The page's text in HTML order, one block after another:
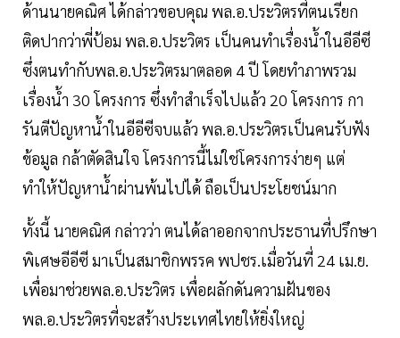
ด้านนายคณิศ ได้กล่าวขอบคุณ พล.อ.ประวิตรที่ตนเรียก
ติดปากว่าพี่ป้อม พล.อ.ประวิตร เป็นคนทำเรื่องน้ำในอีอีซี
ซึ่งตนทำกับพล.อ.ประวิตรมาตลอด 4 ปี โดยทำภาพรวม
เรื่องน้ำ 30 โครงการ ซึ่งทำสำเร็จไปแล้ว 20 โครงการ กา
รันตีปัญหาน้ำในอีอีซีจบแล้ว พล.อ.ประวิตรเป็นคนรับฟัง
ข้อมูล กล้าตัดสินใจ โครงการนี้ไม่ใช่โครงการง่ายๆ แต่
ทำให้ปัญหาน้ำผ่านพ้นไปได้ ถือเป็นประโยชน์มาก
ทั้งนี้ นายคณิศ กล่าวว่า ตนได้ลาออกจากประธานที่ปรึกษา
พิเศษอีอีซี มาเป็นสมาชิกพรรค พปชร.เมื่อวันที่ 24 เม.ย.
เพื่อมาช่วยพล.อ.ประวิตร เพื่อผลักดันความฝันของ
พล.อ.ประวิตรที่จะสร้างประเทศไทยให้ยิ่งใหญ่